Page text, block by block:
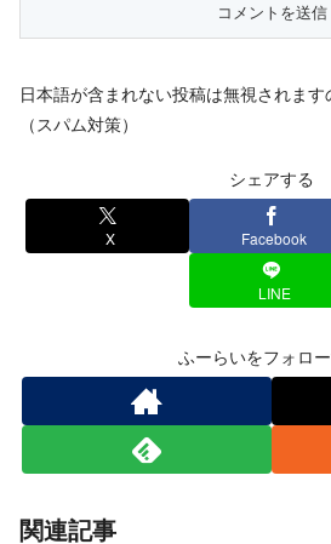
日本語が含まれない投稿は無視されます
（スパム対策）
シェアする
X Facebook
LINE
ふーらいをフォロ
関連記事